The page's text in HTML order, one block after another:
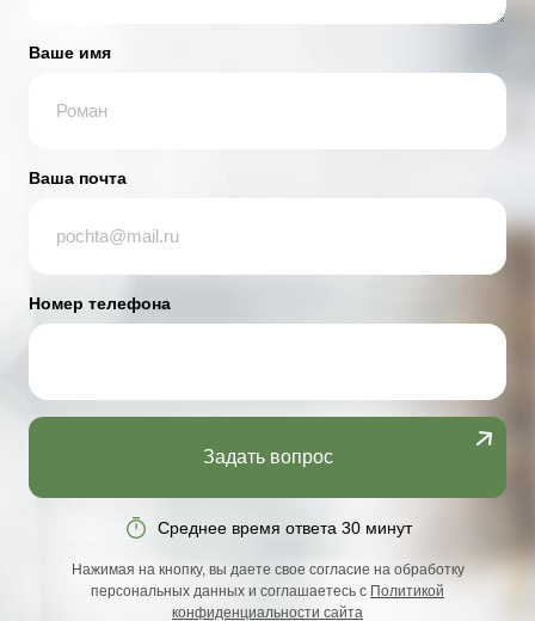
Ваше имя
Ваша почта
Номер телефона
Задать вопрос
Среднее время ответа 30 минут
Нажимая на кнопку, вы даете свое согласие на обработку
персональных данных и соглашаетесь с Политикой
конфиденциальности сайта